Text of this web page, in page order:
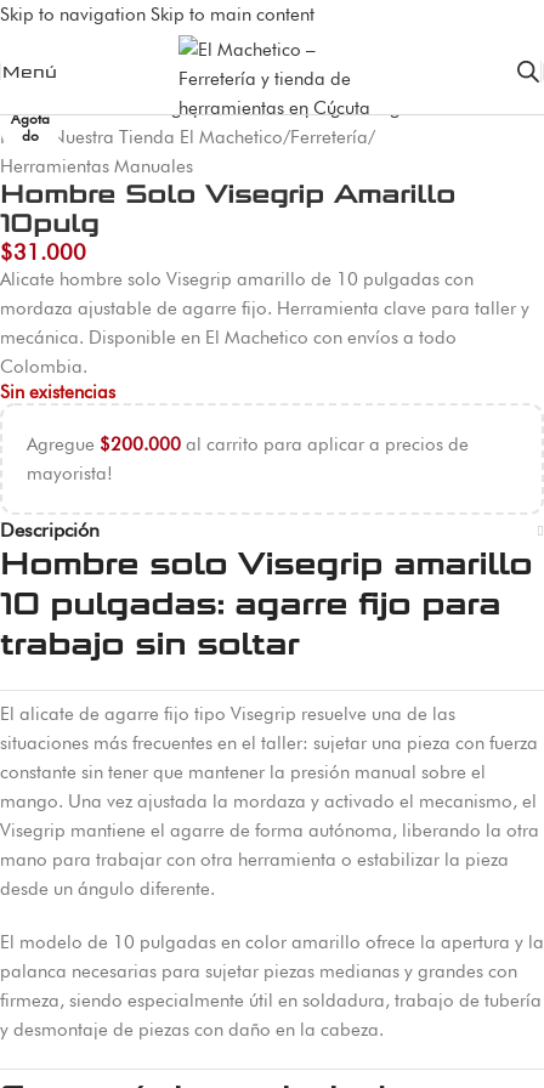
Skip to navigation Skip to main content
Menú
Agota
do
Inicio Nuestra Tienda El Machetico/Ferretería/
Herramientas Manuales
Hombre Solo Visegrip Amarillo
10pulg
$31.000
Alicate hombre solo Visegrip amarillo de 10 pulgadas con
mordaza ajustable de agarre fijo. Herramienta clave para taller y
mecánica. Disponible en El Machetico con envíos a todo
Colombia.
Sin existencias
Agregue $200.000 al carrito para aplicar a precios de
mayorista!
Descripción
Hombre solo Visegrip amarillo
10 pulgadas: agarre fijo para
trabajo sin soltar
El alicate de agarre fijo tipo Visegrip resuelve una de las
situaciones más frecuentes en el taller: sujetar una pieza con fuerza
constante sin tener que mantener la presión manual sobre el
mango. Una vez ajustada la mordaza y activado el mecanismo, el
Visegrip mantiene el agarre de forma autónoma, liberando la otra
mano para trabajar con otra herramienta o estabilizar la pieza
desde un ángulo diferente.
El modelo de 10 pulgadas en color amarillo ofrece la apertura y la
palanca necesarias para sujetar piezas medianas y grandes con
firmeza, siendo especialmente útil en soldadura, trabajo de tubería
y desmontaje de piezas con daño en la cabeza.